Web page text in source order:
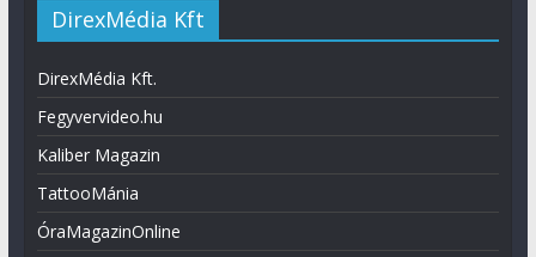
DirexMédia Kft
DirexMédia Kft.
Fegyvervideo.hu
Kaliber Magazin
TattooMánia
ÓraMagazinOnline